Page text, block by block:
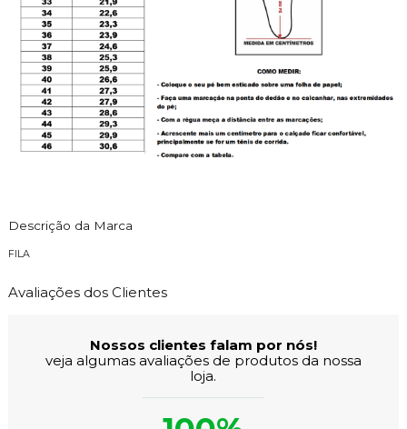
Descrição da Marca
FILA
Avaliações dos Clientes
Nossos clientes falam por nós!
veja algumas avaliações de produtos da nossa
loja.